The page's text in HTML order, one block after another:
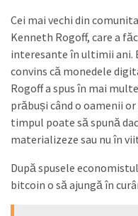
Cei mai vechi din
Kenneth Rogoff, care a
interesante în ultimii ani.
convins că monedele
Rogoff a spus în mai
prăbuși când o oamenii
timpul poate să spună
materializeze sau nu în
După spusele
bitcoin o să ajungă în